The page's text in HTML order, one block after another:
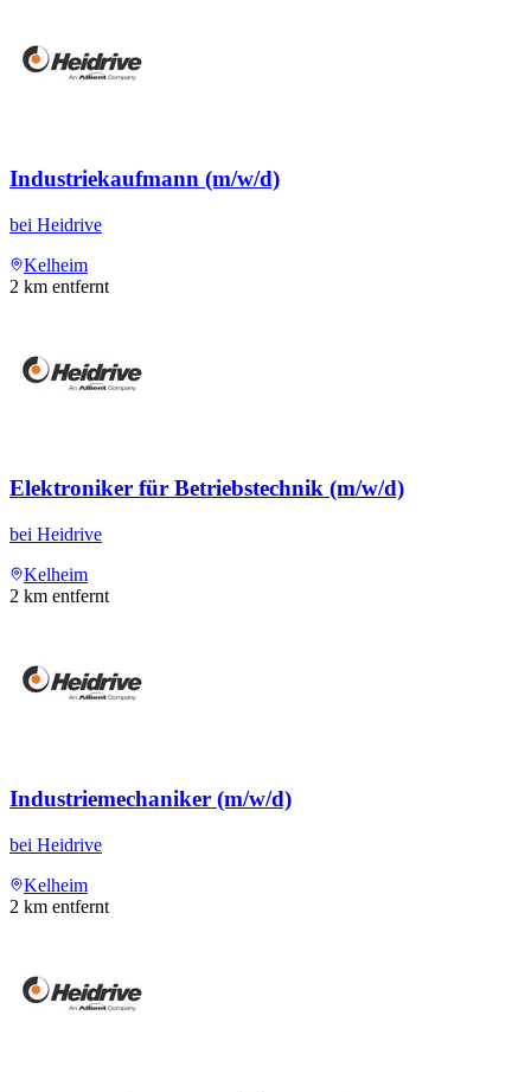
Industriekaufmann (m/w/d)
bei Heidrive
Kelheim
2 km entfernt
Elektroniker für Betriebstechnik (m/w/d)
bei Heidrive
Kelheim
2 km entfernt
Industriemechaniker (m/w/d)
bei Heidrive
Kelheim
2 km entfernt